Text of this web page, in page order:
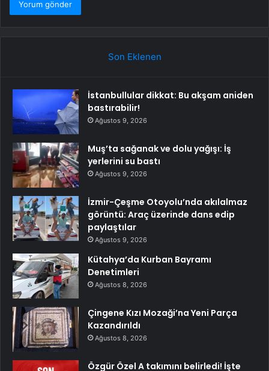
Son Eklenen
İstanbullular dikkat: Bu akşam aniden
bastırabilir!
Ağustos 9, 2026
Muş’ta sağanak ve dolu yağışı: İş
yerlerini su bastı
Ağustos 9, 2026
İzmir-Çeşme Otoyolu’nda akılalmaz
görüntü: Araç üzerinde dans edip
paylaştılar
Ağustos 9, 2026
Kütahya’da Kurban Bayramı
Denetimleri
Ağustos 8, 2026
Çingene Kızı Mozaği’na Yeni Parça
Kazandırıldı
Ağustos 8, 2026
Özgür Özel A takımını belirledi! İşte